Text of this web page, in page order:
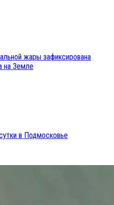
жары зафиксирована
на Земле
в Подмосковье